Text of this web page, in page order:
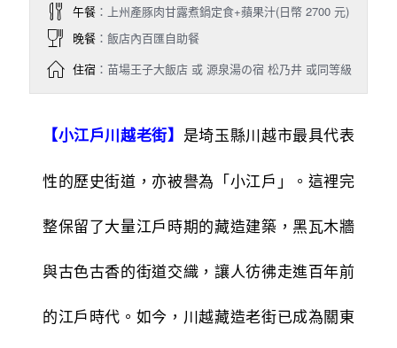
午餐：上州產豚肉甘露煮鍋定食+蘋果汁(日幣 2700 元)
晚餐：飯店內百匯自助餐
住宿：苗場王子大飯店 或 源泉湯の宿 松乃井 或同等級
【小江戶川越老街】 是埼玉縣川越市最具代表
性的歷史街道，亦被譽為「小江戶」。這裡完
整保留了大量江戶時期的藏造建築，黑瓦木牆
與古色古香的街道交織，讓人彷彿走進百年前
的江戶時代。如今，川越藏造老街已成為關東